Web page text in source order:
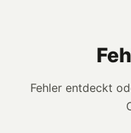
Fehler entdeckt